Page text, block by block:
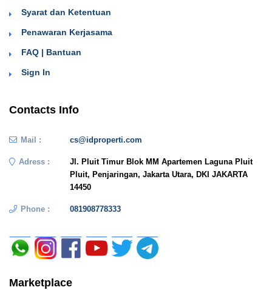
Syarat dan Ketentuan
Penawaran Kerjasama
FAQ | Bantuan
Sign In
Contacts Info
Mail : cs@idproperti.com
Adress :
Jl. Pluit Timur Blok MM Apartemen Laguna Pluit
Pluit, Penjaringan, Jakarta Utara, DKI JAKARTA
14450
Phone : 081908778333
Marketplace